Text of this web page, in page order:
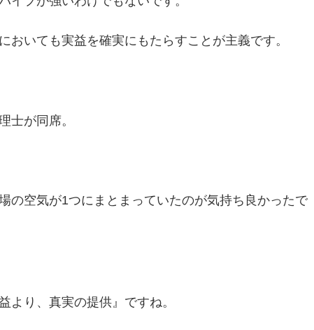
いても実益を確実にもたらすことが主義です。
士が同席。
の空気が1つにまとまっていたのが気持ち良かったで
より、真実の提供』ですね。